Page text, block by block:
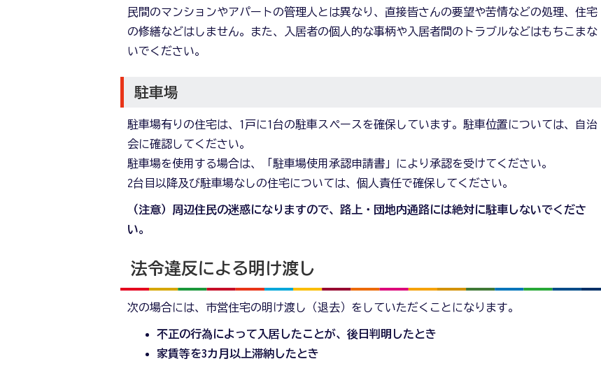
民間のマンションやアパートの管理人とは異なり、直接皆さんの要望や苦情などの処理、住宅
の修繕などはしません。また、入居者の個人的な事柄や入居者間のトラブルなどはもちこまな
いでください。
駐車場
駐車場有りの住宅は、1戸に1台の駐車スペースを確保しています。駐車位置については、自治
会に確認してください。
駐車場を使用する場合は、「駐車場使用承認申請書」により承認を受けてください。
2台目以降及び駐車場なしの住宅については、個人責任で確保してください。
（注意）周辺住民の迷惑になりますので、路上・団地内通路には絶対に駐車しないでくださ
い。
法令違反による明け渡し
次の場合には、市営住宅の明け渡し（退去）をしていただくことになります。
不正の行為によって入居したことが、後日判明したとき
家賃等を3カ月以上滞納したとき